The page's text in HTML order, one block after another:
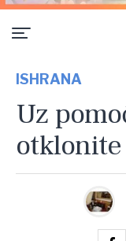
ISHRANA
Uz